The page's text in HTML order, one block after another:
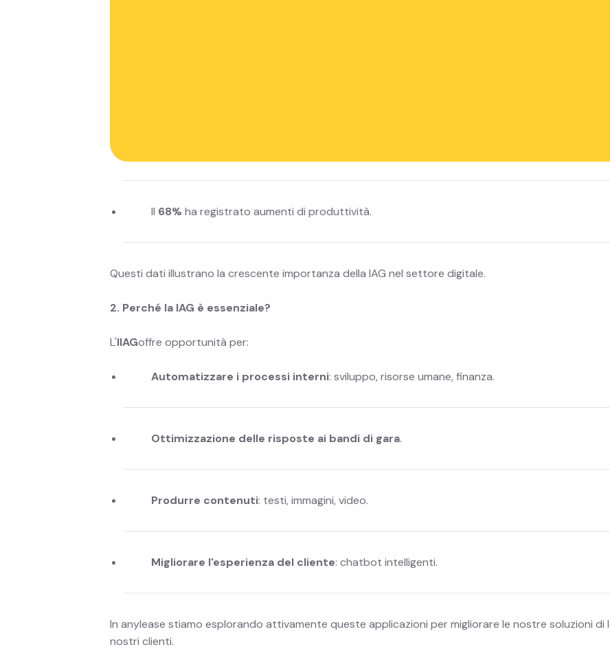
Il ‍68% ha registrato aumenti di produttività.
Questi dati illustrano la crescente importanza della IAG nel settore digitale.
2. Perché la IAG è essenziale?
L'IIAGoffre opportunità per:
Automatizzare i processi interni: sviluppo, risorse umane, finanza.
Ottimizzazione delle risposte ai bandi di gara.
Produrre contenuti: testi, immagini, video.
Migliorare l'esperienza del cliente: chatbot intelligenti.
In anylease stiamo esplorando attivamente queste applicazioni per migliorare le nostre soluzioni di
nostri clienti.